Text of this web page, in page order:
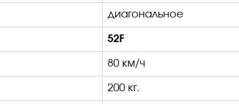
диагональное
52F
80 км/ч
200 кг.